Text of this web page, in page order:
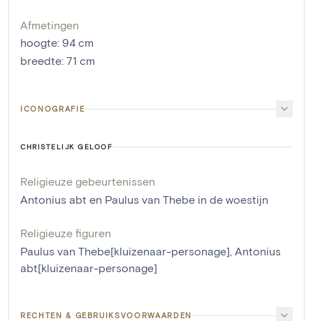
Afmetingen
hoogte: 94 cm
breedte: 71 cm
ICONOGRAFIE
CHRISTELIJK GELOOF
Religieuze gebeurtenissen
Antonius abt en Paulus van Thebe in de woestijn
Religieuze figuren
Paulus van Thebe[kluizenaar-personage], Antonius
abt[kluizenaar-personage]
RECHTEN & GEBRUIKSVOORWAARDEN